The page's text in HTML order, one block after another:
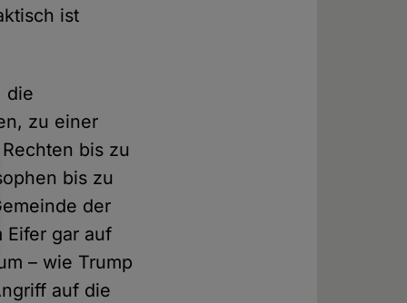
ist
die
zu einer
bis zu
bis zu
der
Eifer gar auf
– wie Trump
auf die